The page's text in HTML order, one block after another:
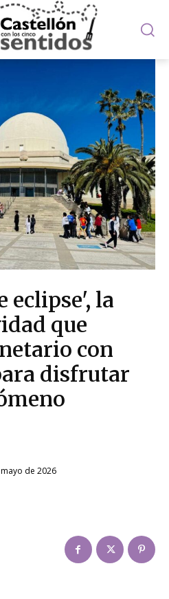
eclipse', la
que
con
disfrutar
de 2026